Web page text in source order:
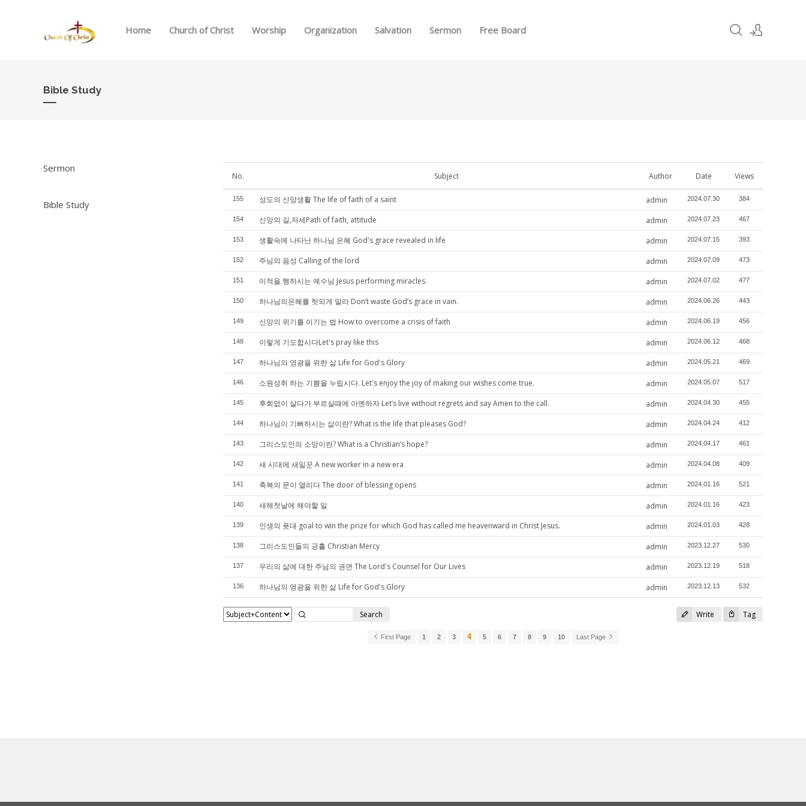
Home Church of Christ Worship Organization Salvation Sermon Free Board
Bible Study
Sermon
Bible Study
No. Subject Author Date Views
155 성도의 신앙생활 The life of faith of a saint admin 2024.07.30 384
154 신앙의 길,자세Path of faith, attitude admin 2024.07.23 467
153 생활속에 나타난 하나님 은혜 God's grace revealed in life admin 2024.07.15 393
152 주님의 음성 Calling of the lord admin 2024.07.09 473
151 이적을 행하시는 예수님 Jesus performing miracles. admin 2024.07.02 477
150 하나님의은혜를 헛되게 말라 Don’t waste God’s grace in vain. admin 2024.06.26 443
149 신앙의 위기를 이기는 법 How to overcome a crisis of faith admin 2024.06.19 456
148 이렇게 기도합시다Let's pray like this admin 2024.06.12 468
147 하나님의 영광을 위한 삶 Life for God's Glory admin 2024.05.21 469
146 소원성취 하는 기쁨을 누립시다. Let's enjoy the joy of making our wishes come true. admin 2024.05.07 517
145 후회없이 살다가 부르실때에 아멘하자 Let’s live without regrets and say Amen to the call. admin 2024.04.30 455
144 하나님이 기뻐하시는 삶이란? What is the life that pleases God? admin 2024.04.24 412
143 그리스도인의 소망이란? What is a Christian’s hope? admin 2024.04.17 461
142 새 시대에 새일꾼 A new worker in a new era admin 2024.04.08 409
141 축복의 문이 열리다 The door of blessing opens admin 2024.01.16 521
140 새해첫날에 해야할 일 admin 2024.01.16 423
139 인생의 푯대 goal to win the prize for which God has called me heavenward in Christ Jesus. admin 2024.01.03 428
138 그리스도인들의 긍휼 Christian Mercy admin 2023.12.27 530
137 우리의 삶에 대한 주님의 권면 The Lord's Counsel for Our Lives admin 2023.12.19 518
136 하나님의 영광을 위한 삶 Life for God's Glory admin 2023.12.13 532
Write Tag
Search
First Page 1 2 3 4 5 6 7 8 9 10 Last Page